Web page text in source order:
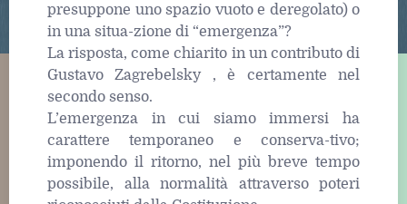
presuppone uno spazio vuoto e deregolato) o
in una situa-zione di “emergenza”?
La risposta, come chiarito in un contributo di
Gustavo Zagrebelsky , è certamente nel
secondo senso.
L’emergenza in cui siamo immersi ha
carattere temporaneo e conserva-tivo;
imponendo il ritorno, nel più breve tempo
possibile, alla normalità attraverso poteri